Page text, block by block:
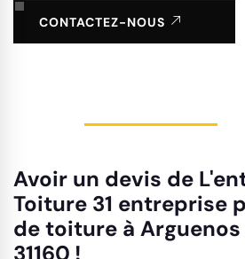
CONTACTEZ-NOUS
Avoir un devis de
Toiture 31 entreprise
de toiture à